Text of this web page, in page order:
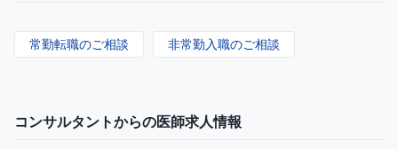
常勤転職のご相談 非常勤入職のご相談
コンサルタントからの医師求人情報